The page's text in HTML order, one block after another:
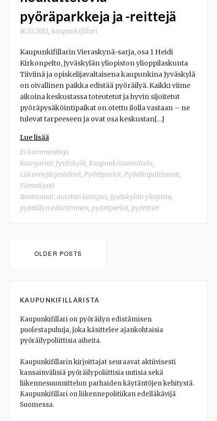
pyöräparkkeja ja -reittejä
16.10.2011, kaupunkifillari
Kaupunkifillarin Vieraskynä-sarja, osa 1 Heidi
Kirkonpelto, Jyväskylän yliopiston ylioppilaskunta
Tiiviinä ja opiskelijavaltaisena kaupunkina Jyväskylä
on oivallinen paikka edistää pyöräilyä. Kaikki viime
aikoina keskustassa toteutetut ja hyvin sijoitetut
pyöräpysäköintipaikat on otettu ilolla vastaan – ne
tulevat tarpeeseen ja ovat osa keskustan[…]
Lue lisää
Ei kommentteja
Kategoriat: Jyväskylä, Kaupunkisuunnittelu,
Liikennejärjestelmä, Pyöräparkit, Pyörätapahtumat,
Vieraskynä
Avainsanat:autoton kampus, jyväskylän yliopisto,
pyöräilyn edistäminen, pyöräparkit, pyörätiet
navigation
OLDER POSTS
KAUPUNKIFILLARISTA
Kaupunkifillari on pyöräilyn edistämisen
puolestapuhuja, joka käsittelee ajankohtaisia
pyöräilypoliittisia aiheita.
Kaupunkifillarin kirjoittajat seuraavat aktiivisesti
kansainvälisiä pyöräilypoliittisia uutisia sekä
liikennesuunnittelun parhaiden käytäntöjen kehitystä.
Kaupunkifillari on liikennepolitiikan edelläkävijä
Suomessa.